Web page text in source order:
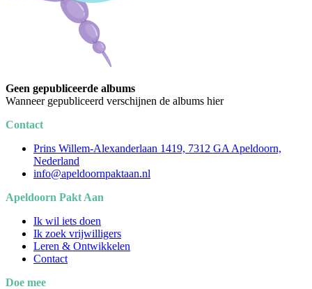
Geen gepubliceerde albums
Wanneer gepubliceerd verschijnen de albums hier
Contact
Prins Willem-Alexanderlaan 1419, 7312 GA Apeldoorn,
Nederland
info@apeldoornpaktaan.nl
Apeldoorn Pakt Aan
Ik wil iets doen
Ik zoek vrijwilligers
Leren & Ontwikkelen
Contact
Doe mee